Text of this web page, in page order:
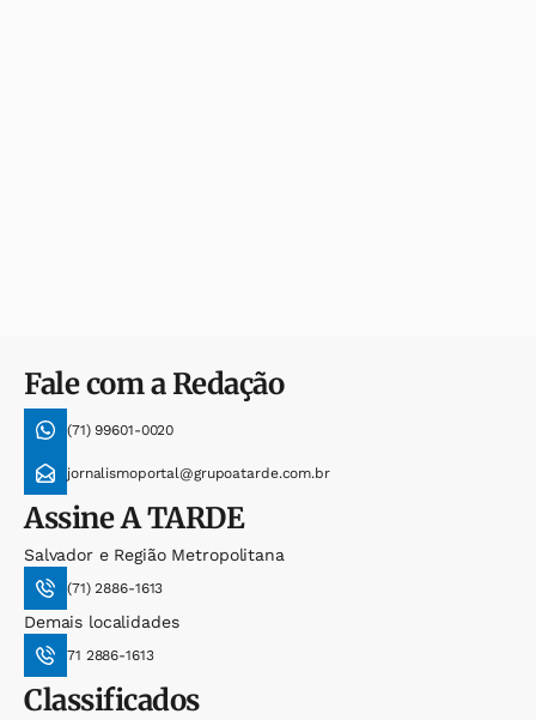
Fale com a Redação
(71) 99601-0020
jornalismoportal@grupoatarde.com.br
AssineA TARDE
Salvador e Região Metropolitana
(71) 2886-1613
Demais localidades
71 2886-1613
Classificados